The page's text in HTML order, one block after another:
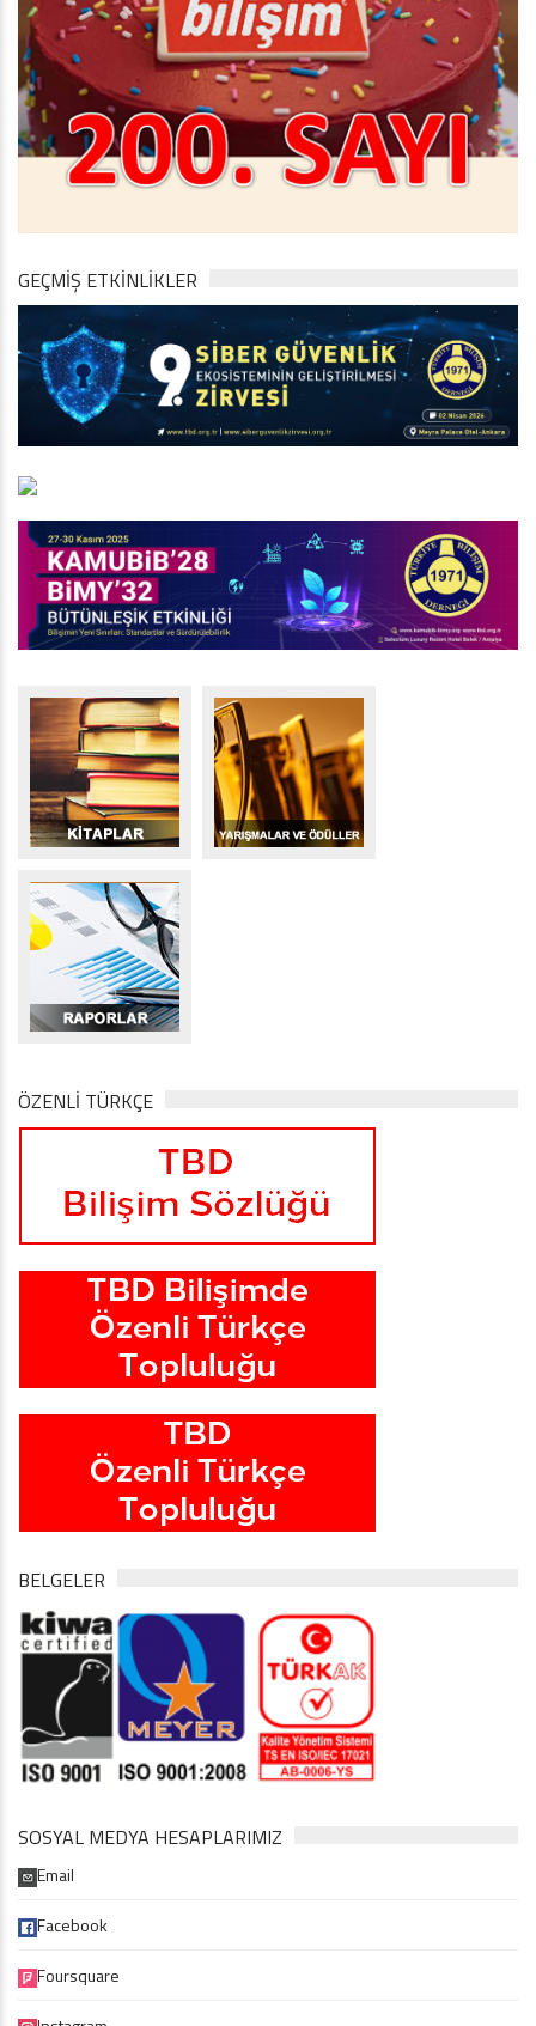
GEÇMİŞ ETKİNLİKLER
ÖZENLİ TÜRKÇE
BELGELER
SOSYAL MEDYA HESAPLARIMIZ
Email
Facebook
Foursquare